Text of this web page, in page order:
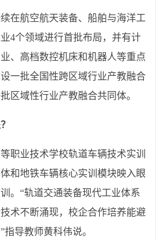
航空航天装备、船舶与海洋工
4个领域进行首批布局，并有计
、高档数控机床和机器人等重点
一批全国性跨区域行业产教融合
区域性行业产教融合共同体。
业技术学校轨道车辆技术实训
和地铁车辆核心实训模块映入眼
。“轨道交通装备现代工业体系
术不断涌现，校企合作培养能避
导教师黄科伟说。